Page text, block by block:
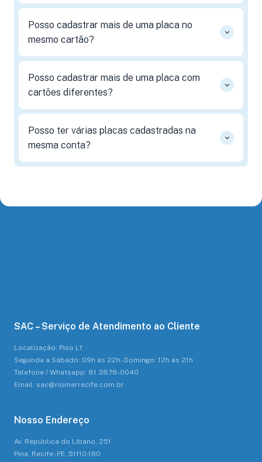
Posso cadastrar mais de uma placa no
mesmo cartão?
Posso cadastrar mais de uma placa com
cartões diferentes?
Posso ter várias placas cadastradas na
mesma conta?
SAC – Serviço de Atendimento ao Cliente
Localização: Piso L1
Segunda a Sábado: 09h às 22h - Domingo: 12h às 21h
Telefone / Whatsapp: 81 3878-0040
Email: sac@riomarrecife.com.br
Nosso Endereço
Av. República do Líbano, 251
Pina, Recife - PE, 51110-160